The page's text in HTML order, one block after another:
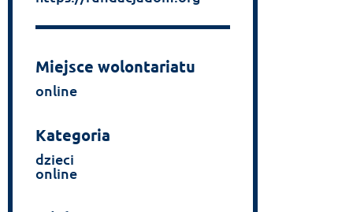
Miejsce wolontariatu
online
Kategoria
dzieci
online